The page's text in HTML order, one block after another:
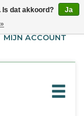
(€--,-
MIJN ACCOUNT
Is dat akkoord?
Ja